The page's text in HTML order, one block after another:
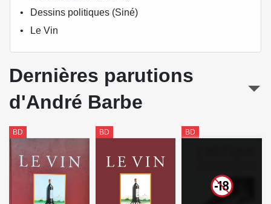
Dessins politiques (Siné)
Le Vin
Dernières parutions
d'André Barbe
BD BD BD